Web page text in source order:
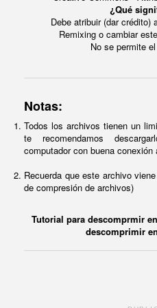
¿Qué
Debe atribuir (dar crédito)
Remixing o cambiar
No se permite
Notas:
Todos los archivos tienen un
te recomendamos
computador con buena conexión
Recuerda que este archivo
de compresión de archivos)
Tutorial para descomprmir
descomprimir